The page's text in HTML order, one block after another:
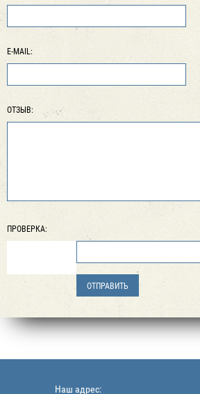
E-MAIL:
ОТЗЫВ:
ПРОВЕРКА:
Наш адрес: